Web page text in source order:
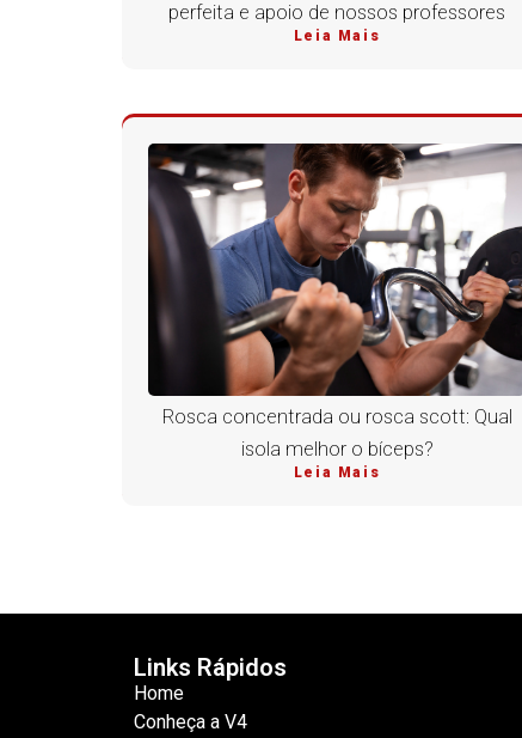
perfeita e apoio de nossos professores
Leia Mais
Rosca concentrada ou rosca scott: Qual
isola melhor o bíceps?
Leia Mais
Links Rápidos
Home
Conheça a V4